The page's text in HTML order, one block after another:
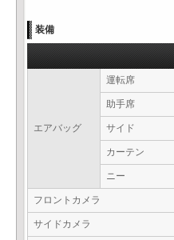
装備
エアバッグ
運転席
助手席
サイド
カーテン
ニー
フロントカメラ
サイドカメラ